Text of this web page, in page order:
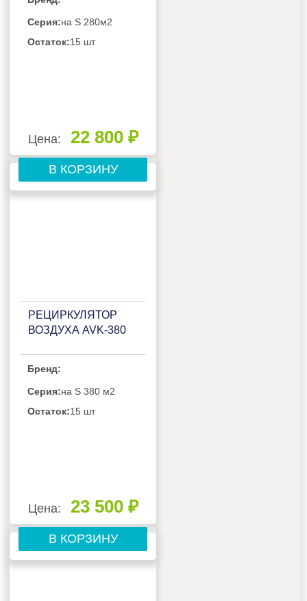
Серия:на S 280м2
Остаток:15 шт
Цена: 22 800 ₽
В КОРЗИНУ
РЕЦИРКУЛЯТОР
ВОЗДУХА AVK-380
Бренд:
Серия:на S 380 м2
Остаток:15 шт
Цена: 23 500 ₽
В КОРЗИНУ